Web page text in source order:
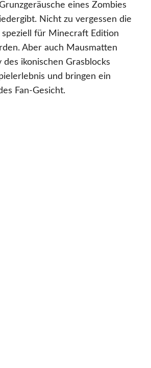
eines Zombies
Nicht zu vergessen die
speziell für Minecraft Edition
Aber auch Mausmatten
ikonischen Grasblocks
und bringen ein
Fan-Gesicht.